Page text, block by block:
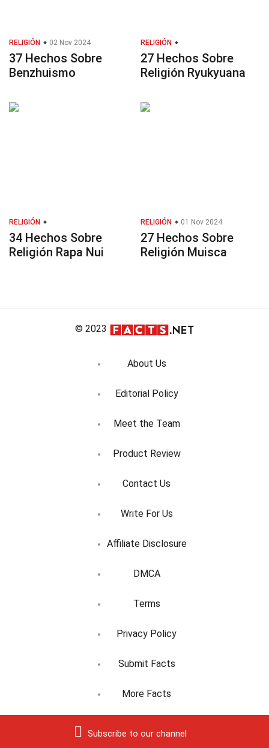
RELIGIÓN 02 Nov 2024
37 Hechos Sobre
Benzhuismo
RELIGIÓN
27 Hechos Sobre
Religión Ryukyuana
RELIGIÓN
34 Hechos Sobre
Religión Rapa Nui
RELIGIÓN 01 Nov 2024
27 Hechos Sobre
Religión Muisca
© 2023
About Us
Editorial Policy
Meet the Team
Product Review
Contact Us
Write For Us
Affiliate Disclosure
DMCA
Terms
Privacy Policy
Submit Facts
More Facts
Subscribe to our channel